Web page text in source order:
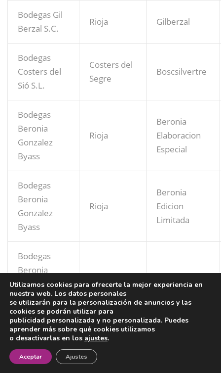
Bodegas Gil
Berzal S.C.
Rioja Gilberzal
Bodegas
Costers del
Sió S.L.
Costers del
Segre
Boscsilvertre
Bodegas
Beronia
Gonzalez
Byass
Rioja
Beronia
Elaboracion
Especial
Bodegas
Beronia
Gonzalez
Byass
Rioja
Beronia
Edicion
Limitada
Bodegas
Beronia
Gonzalez
Byass
Rioja III A. C.
Bodega
Severino
Sanz S.L.
Rib. Duero
¡Newsletter!
Utilizamos cookies para ofrecerte la mejor experiencia en
nuestra web. Los datos personales
se utilizarán para la personalización de anuncios y las
cookies se podrán utilizar para
publicidad personalizada y no personalizada. Puedes
aprender más sobre qué cookies utilizamos
o desactivarlas en los ajustes.
Aceptar Ajustes